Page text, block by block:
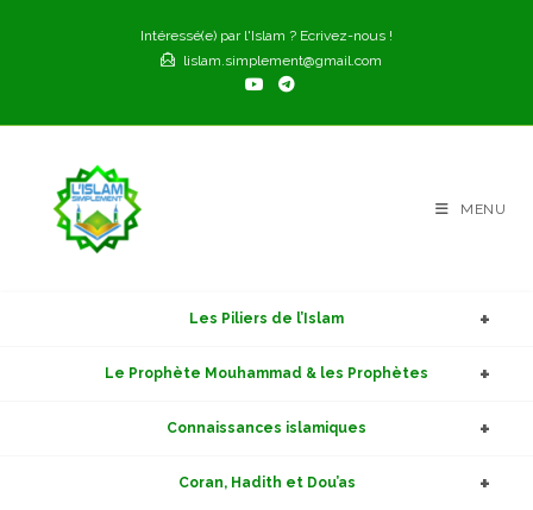
Intéressé(e) par l'Islam ? Ecrivez-nous !
lislam.simplement@gmail.com
MENU
Les Piliers de l’Islam
Le Prophète Mouhammad & les Prophètes
Connaissances islamiques
Coran, Hadith et Dou’as